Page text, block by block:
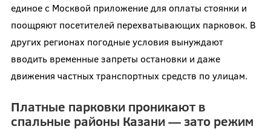
единое с Москвой приложение для оплаты стоянки и
поощряют посетителей перехватывающих парковок. В
других регионах погодные условия вынуждают
вводить временные запреты остановки и даже
движения частных транспортных средств по улицам.
Платные парковки проникают в
спальные районы Казани — зато режим